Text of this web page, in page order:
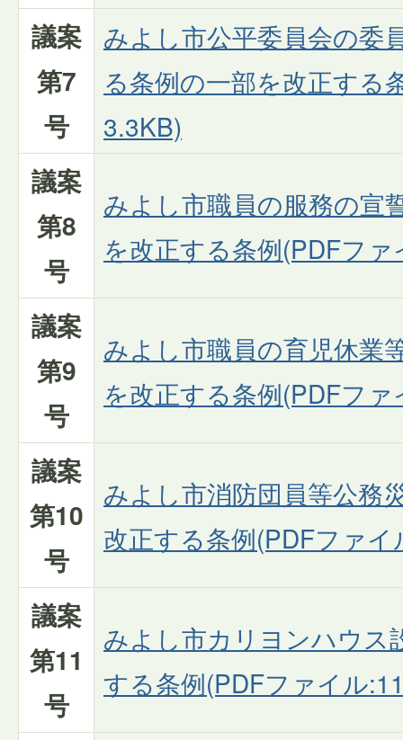
議案
第7
号
みよし市公平委員会の委
る条例の一部を改正する
3.3KB)
議案
第8
号
みよし市職員の服務の宣
を改正する条例(PDFフ
議案
第9
号
みよし市職員の育児休業
を改正する条例(PDFフ
議案
第10
号
みよし市消防団員等公務
改正する条例(PDFファ
議案
第11
号
みよし市カリヨンハウス
する条例(PDFファイル